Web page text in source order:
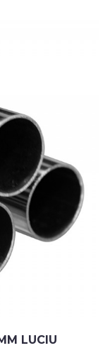
LUCIU